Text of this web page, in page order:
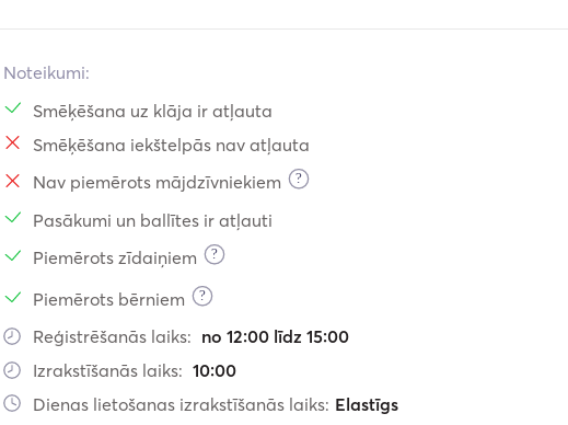
Noteikumi:
Smēķēšana uz klāja ir atļauta
Smēķēšana iekštelpās nav atļauta
Nav piemērots mājdzīvniekiem
?
Pasākumi un ballītes ir atļauti
Piemērots zīdaiņiem
?
Piemērots bērniem ?
Reģistrēšanās laiks: no 12:00 līdz 15:00
Izrakstīšanās laiks: 10:00
Dienas lietošanas izrakstīšanās laiks: Elastīgs